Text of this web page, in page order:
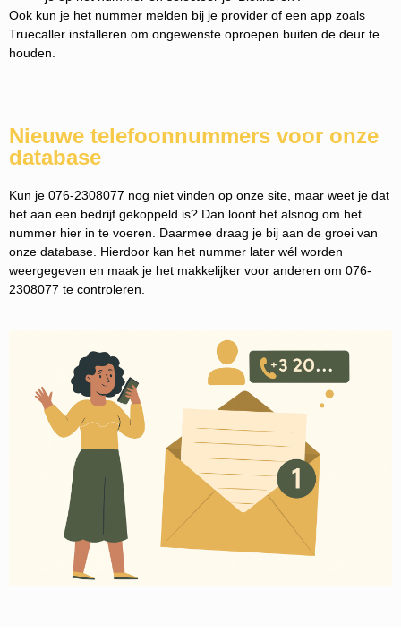
Ook kun je het nummer melden bij je provider of een app zoals
Truecaller installeren om ongewenste oproepen buiten de deur te
houden.
Nieuwe telefoonnummers voor onze
database
Kun je 076-2308077 nog niet vinden op onze site, maar weet je dat
het aan een bedrijf gekoppeld is? Dan loont het alsnog om het
nummer hier in te voeren. Daarmee draag je bij aan de groei van
onze database. Hierdoor kan het nummer later wél worden
weergegeven en maak je het makkelijker voor anderen om 076-
2308077 te controleren.